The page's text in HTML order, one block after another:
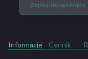
Zapisz się na termin
Informacje Cennik